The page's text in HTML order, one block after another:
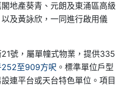
地產葵青、元朗及東涌區高級
及黃詠欣，一同進行啟用儀
號，屬單幢式物業，提供335
252至909方呎 。標準單位戶型
連平台或天台特色單位。項目